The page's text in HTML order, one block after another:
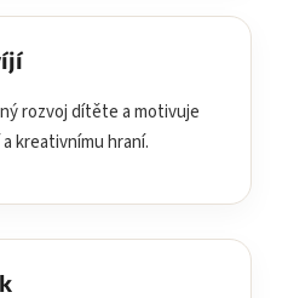
rozvoj dítěte a motivuje
kreativnímu hraní.